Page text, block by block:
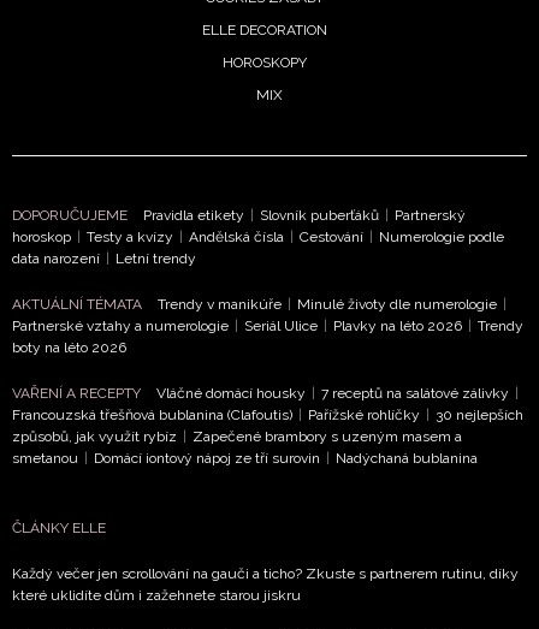
ELLE DECORATION
HOROSKOPY
MIX
DOPORUČUJEME Pravidla etikety | Slovník puberťáků | Partnerský
horoskop | Testy a kvízy | Andělská čísla | Cestování | Numerologie podle
data narození | Letní trendy
AKTUÁLNÍ TÉMATA Trendy v manikúře | Minulé životy dle numerologie |
Partnerské vztahy a numerologie | Seriál Ulice | Plavky na léto 2026 | Trendy
boty na léto 2026
VAŘENÍ A RECEPTY Vláčné domácí housky | 7 receptů na salátové zálivky |
Francouzská třešňová bublanina (Clafoutis) | Pařížské rohlíčky | 30 nejlepších
způsobů, jak využít rybíz | Zapečené brambory s uzeným masem a
smetanou | Domácí iontový nápoj ze tří surovin | Nadýchaná bublanina
ČLÁNKY ELLE
Každý večer jen scrollování na gauči a ticho? Zkuste s partnerem rutinu, díky
které uklidíte dům i zažehnete starou jiskru